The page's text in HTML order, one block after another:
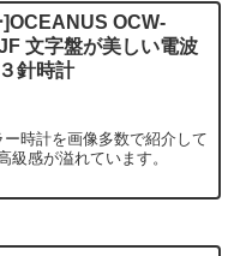
]OCEANUS OCW-
文字盤が美しい電波
針時計
時計を画像多数で紹介して
級感が溢れています。